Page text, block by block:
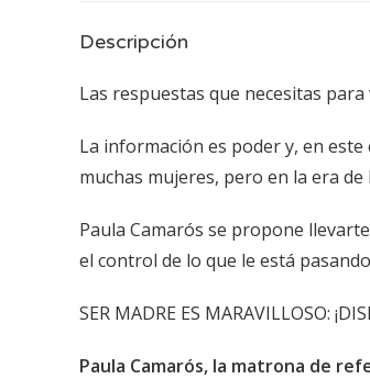
Descripción
Las respuestas que necesitas
La información es poder y, en
muchas mujeres, pero en la era
Paula Camarós se propone
el control de lo que le está
SER MADRE ES MARAVILLOSO:
Paula Camarós, la matrona de